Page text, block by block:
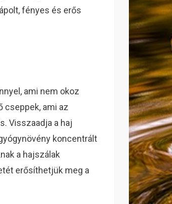
fényes és erős
ami nem okoz
cseppek, ami az
Visszaadja a haj
koncentrált
a hajszálak
erősíthetjük meg a